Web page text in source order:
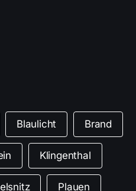
Blaulicht Brand
Klingenthal
Plauen